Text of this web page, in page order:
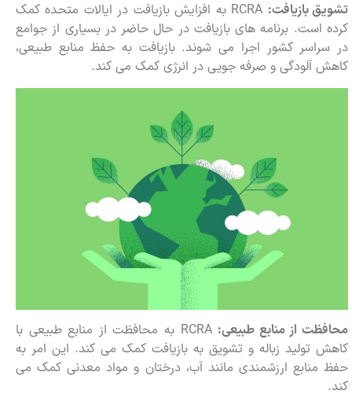
تشویق بازیافت:
RCRA به افزایش بازیافت در ایالات متحده کمک
کرده است. برنامه های بازیافت در حال حاضر در بسیاری از جوامع
در سراسر کشور اجرا می شوند. بازیافت به حفظ منابع طبیعی،
کاهش آلودگی و صرفه جویی در انرژی کمک می کند.
محافظت از منابع طبیعی:
RCRA به محافظت از منابع طبیعی با
کاهش تولید زباله و تشویق به بازیافت کمک می کند. این امر به
حفظ منابع ارزشمندی مانند آب، درختان و مواد معدنی کمک می
کند.